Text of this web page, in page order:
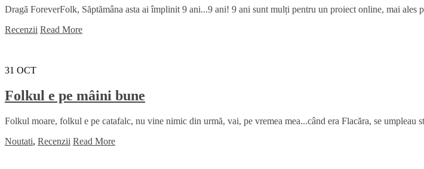
Dragă ForeverFolk, Săptămâna asta ai împlinit 9 ani...9 ani! 9 ani sunt mulți pentru un proiect online, mai ales
Recenzii Read More
31 OCT
Folkul e pe mâini bune
Folkul moare, folkul e pe catafalc, nu vine nimic din urmă, vai, pe vremea mea...când era Flacăra, se umpleau
Noutati, Recenzii Read More